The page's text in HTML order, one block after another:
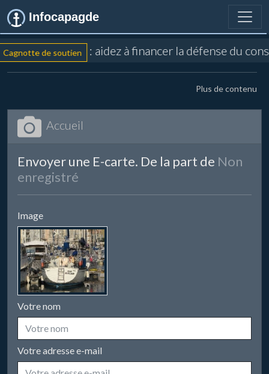
Infocapagde
Cagnotte de soutien : aidez à financer la défense du
Plus de contenu
Accueil
Envoyer une E-carte. De la part de Non
enregistré
Image
Votre nom
Votre adresse e-mail